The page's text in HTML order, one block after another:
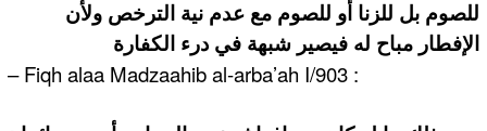
للصوم بل للزنا أو للصوم مع عدم نية الترخص ولأن
الإفطار مباح له فيصير شبهة في درء الكفارة
– Fiqh alaa Madzaahib al-arba’ah I/903 :